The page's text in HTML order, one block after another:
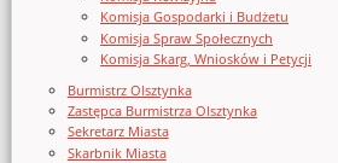
Komisja Gospodarki i Budżetu
Komisja Spraw Społecznych
Komisja Skarg, Wniosków i Petycji
Burmistrz Olsztynka
Zastępca Burmistrza Olsztynka
Sekretarz Miasta
Skarbnik Miasta